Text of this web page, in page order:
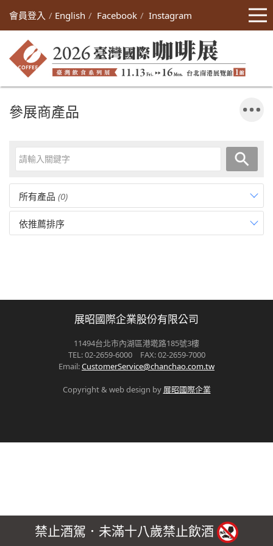
會員登入 English Facebook Instagram
參展商產品
所有產品 (0)
依推薦排序
展昭國際企業股份有限公司
11494台北市內湖區港墘路185號3樓
TEL: 02-2659-6000 FAX: 02-2659-7000
Email:CustomerService@chanchao.com.tw
Copyright & web design by 展昭國際企業
禁止酒駕．未滿十八歲禁止飲酒